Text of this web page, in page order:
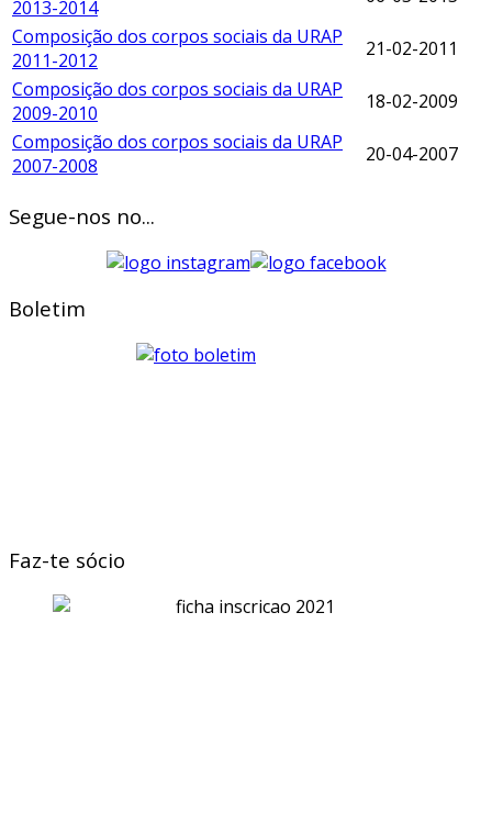
2013-2014
Composição dos corpos sociais da URAP
2011-2012
21-02-2011
Composição dos corpos sociais da URAP
2009-2010
18-02-2009
Composição dos corpos sociais da URAP
2007-2008
20-04-2007
Segue-nos no...
Boletim
Faz-te sócio